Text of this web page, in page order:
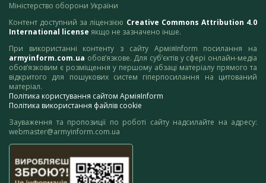
Міністерство оборони України
Контент доступний за ліцензією Creative Commons Attribution 4.0
International license якщо не зазначено інше.
При використанні контенту з сайту АрміяInform посилання на
armyinform.com.ua обов’язкове. Для суб’єктів у сфері онлайн-медіа
обов’язковим є розміщення у першому абзаці матеріалу прямого та
відкритого для пошукових систем гіперпосилання на цитований
матеріал.
Політика користування сайтом АрміяInform
Політика використання файлів cookie
Зауваження та пропозиції по роботі сайту надсилайте на адресу:
webmaster@armyinform.com.ua